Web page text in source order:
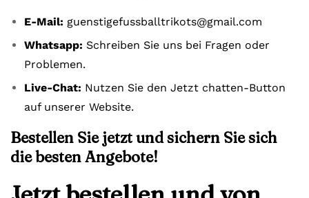
E-Mail: guenstigefussballtrikots@gmail.com
Whatsapp: Schreiben Sie uns bei Fragen oder
Problemen.
Live-Chat: Nutzen Sie den Jetzt chatten-Button
auf unserer Website.
Bestellen Sie jetzt und sichern Sie sich
die besten Angebote!